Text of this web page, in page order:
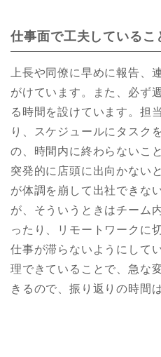
仕事面で工夫しているこ
上長や同僚に早めに報告、
がけています。また、必ず
る時間を設けています。担
り、スケジュールにタスク
の、時間内に終わらないこ
突発的に店頭に出向かない
が体調を崩して出社できな
が、そういうときはチーム
ったり、リモートワークに
仕事が滞らないようにして
理できていることで、急な
きるので、振り返りの時間